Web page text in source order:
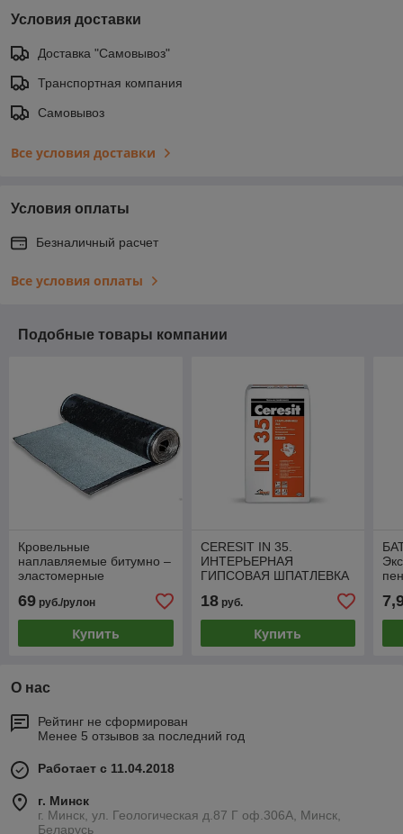
Условия доставки
Доставка "Самовывоз"
Транспортная компания
Самовывоз
Все условия доставки
Условия оплаты
Безналичный расчет
Все условия оплаты
Подобные товары компании
Кровельные
наплавляемые битумно –
эластомерные
к(г)-ст-бэ-пп/пп-3,5,
Стеклоткань 10м2
69 руб./рулон
Купить
CERESIT IN 35.
ИНТЕРЬЕРНАЯ
ГИПСОВАЯ ШПАТЛЕВКА
18руб.
Купить
О нас
Рейтинг не сформирован
Менее 5 отзывов за последний год
Работает с 11.04.2018
г. Минск
г. Минск, ул. Геологическая д.87 Г оф.306А, Минск,
Беларусь